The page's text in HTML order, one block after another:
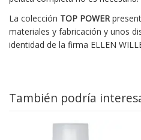
La colección TOP POWER
materiales y fabricación y unos
identidad de la firma ELLEN
También podría